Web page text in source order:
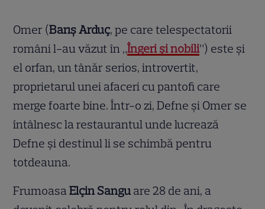
Omer (Barış Arduç, pe care telespectatorii
români l-au văzut în „Îngeri şi nobili”) este şi
el orfan, un tânăr serios, introvertit,
proprietarul unei afaceri cu pantofi care
merge foarte bine. Într-o zi, Defne şi Omer se
întâlnesc la restaurantul unde lucrează
Defne şi destinul li se schimbă pentru
totdeauna.
FrumoasaElçin Sangu are 28 de ani, a